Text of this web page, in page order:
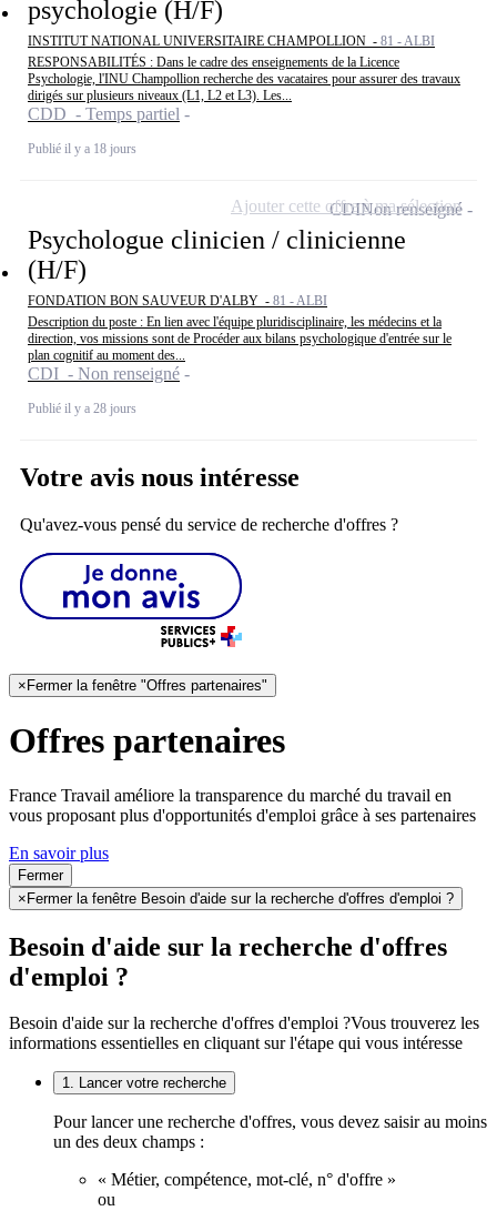
psychologie (H/F)
INSTITUT NATIONAL UNIVERSITAIRE CHAMPOLLION - 81 - ALBI
RESPONSABILITÉS : Dans le cadre des enseignements de la Licence
Psychologie, l'INU Champollion recherche des vacataires pour assurer des travaux
dirigés sur plusieurs niveaux (L1, L2 et L3). Les...
CDD - Temps partiel
Publié il y a 18 jours
Psychologue clinicien / clinicienne
(H/F)
FONDATION BON SAUVEUR D'ALBY - 81 - ALBI
Description du poste : En lien avec l'équipe pluridisciplinaire, les médecins et la
direction, vos missions sont de Procéder aux bilans psychologique d'entrée sur le
plan cognitif au moment des...
CDI - Non renseigné
Publié il y a 28 jours
CDINon renseigné
Ajouter cette offre à ma sélection
Votre avis nous intéresse
Qu'avez-vous pensé du service de recherche d'offres ?
× Fermer la fenêtre "Offres partenaires"
Offres partenaires
France Travail améliore la transparence du marché du travail en
vous proposant plus d'opportunités d'emploi grâce à ses partenaires
En savoir plus
Fermer
×Fermer la fenêtre Besoin d'aide sur la recherche d'offres d'emploi ?
Besoin d'aide sur la recherche d'offres
d'emploi ?
Besoin d'aide sur la recherche d'offres d'emploi ?Vous trouverez les
informations essentielles en cliquant sur l'étape qui vous intéresse
1. Lancer votre recherche
Pour lancer une recherche d'offres, vous devez saisir au moins
un des deux champs :
« Métier, compétence, mot-clé, n° d'offre »
ou